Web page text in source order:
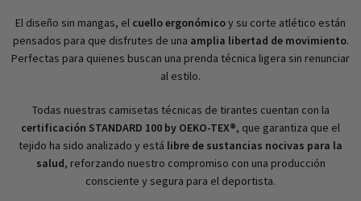
El diseño sin mangas, el cuello ergonómicoy su corte atlético están
pensados para que disfrutes de una amplia libertad de movimiento.
Perfectas para quienes buscan una prenda técnica ligera sin renunciar
al estilo.
Todas nuestras camisetas técnicas de tirantes cuentan con la
certificación STANDARD 100 by OEKO-TEX®, que garantiza que el
tejido ha sido analizado y está libre de sustancias nocivas para la
salud, reforzando nuestro compromiso con una producción
consciente y segura para el deportista.